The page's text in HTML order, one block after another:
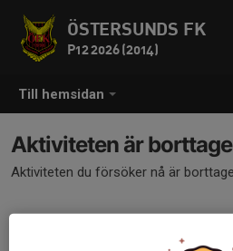
Till hemsidan
ÖSTERSUNDS FK
P12 2026 (2014)
Aktiviteten är
Aktiviteten du försöker nå är